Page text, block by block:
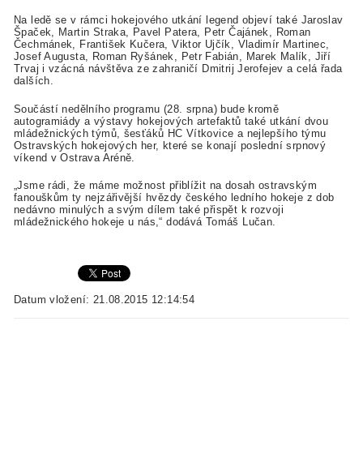
Na ledě se v rámci hokejového utkání legend objeví také Jaroslav
Špaček, Martin Straka, Pavel Patera, Petr Čajánek, Roman
Čechmánek, František Kučera, Viktor Ujčík, Vladimír Martinec,
Josef Augusta, Roman Ryšánek, Petr Fabián, Marek Malík, Jiří
Trvaj i vzácná návštěva ze zahraničí Dmitrij Jerofejev a celá řada
dalších.
Součástí nedělního programu (28. srpna) bude kromě
autogramiády a výstavy hokejových artefaktů také utkání dvou
mládežnických týmů, šesťáků HC Vítkovice a nejlepšího týmu
Ostravských hokejových her, které se konají poslední srpnový
víkend v Ostrava Aréně.
„Jsme rádi, že máme možnost přiblížit na dosah ostravským
fanouškům ty nejzářivější hvězdy českého ledního hokeje z dob
nedávno minulých a svým dílem také přispět k rozvoji
mládežnického hokeje u nás,“ dodává Tomáš Lučan.
Datum vložení: 21.08.2015 12:14:54